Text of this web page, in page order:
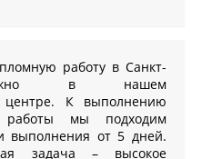
работу в Санкт-
в нашем
центре. К выполнению
работы мы подходим
выполнения от 5 дней.
задача – высокое